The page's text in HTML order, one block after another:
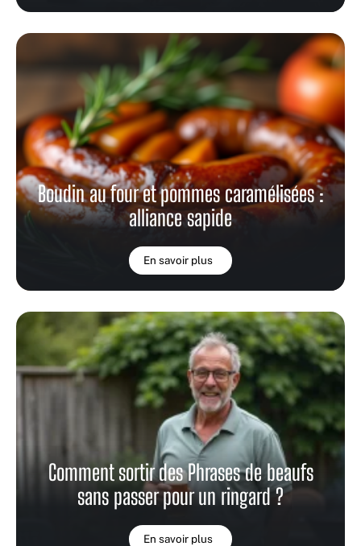
Boudin au four et pommes caramélisées :
alliance sapide
En savoir plus
Comment sortir des Phrases de beaufs
sans passer pour un ringard ?
En savoir plus